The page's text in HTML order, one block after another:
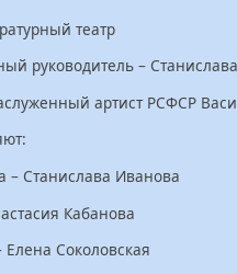
театр
руководитель –
артист РСФСР
– Станислава Иванова
Кабанова
Соколовская